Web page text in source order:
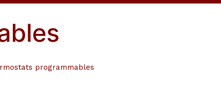
programmables